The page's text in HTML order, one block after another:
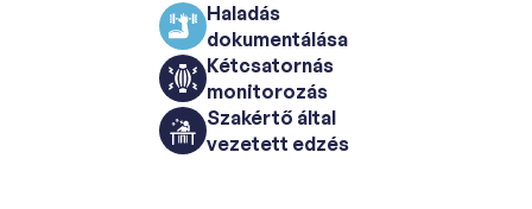
Haladás
dokumentálása
Kétcsatornás
monitorozás
Szakértő által
vezetett edzés